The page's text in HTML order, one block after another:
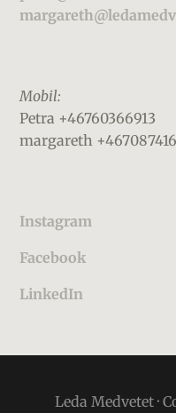
Mobil:
Petra +46760366913
margareth
Instagram
Facebook
LinkedIn
Leda Medvetet ·